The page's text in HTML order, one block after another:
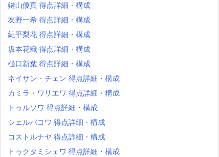
鍵山優真 得点詳細・構成
友野一希 得点詳細・構成
紀平梨花 得点詳細・構成
坂本花織 得点詳細・構成
樋口新葉 得点詳細・構成
ネイサン・チェン 得点詳細・構成
カミラ・ワリエワ 得点詳細・構成
トゥルソワ 得点詳細・構成
シェルバコワ 得点詳細・構成
コストルナヤ 得点詳細・構成
トゥクタミシェワ 得点詳細・構成